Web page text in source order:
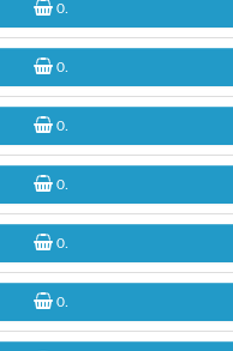
0.
0.
0.
0.
0.
0.